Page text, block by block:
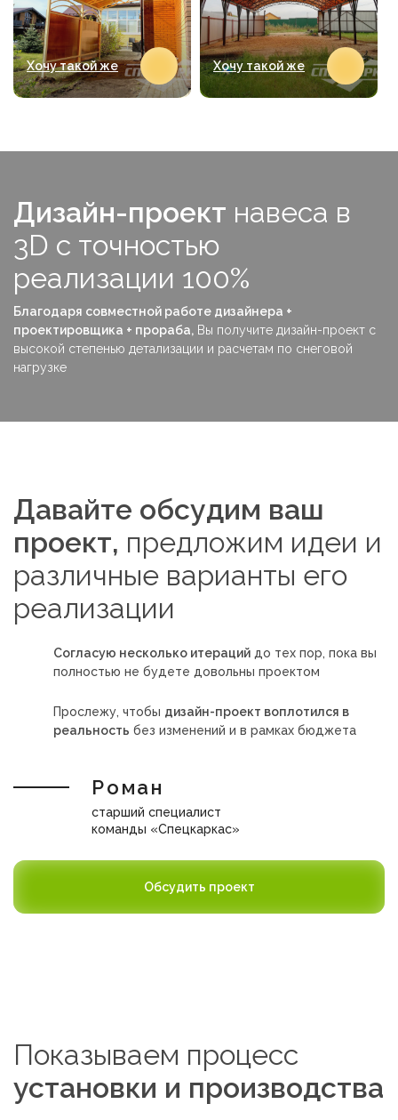
Хочу такой же Хочу такой же
Дизайн-проект навеса в
3D с точностью
реализации 100%
Благодаря совместной работе дизайнера +
проектировщика + прораба, Вы получите дизайн-проект с
высокой степенью детализации и расчетам по снеговой
нагрузке
Давайте обсудим ваш
проект, предложим идеи и
различные варианты его
реализации
Согласую несколько итераций до тех пор, пока вы
полностью не будете довольны проектом
Прослежу, чтобы дизайн-проект воплотился в
реальность без изменений и в рамках бюджета
Обсудить проект
Роман
старший специалист
команды «Спецкаркас»
Показываем процесс
установки и производства